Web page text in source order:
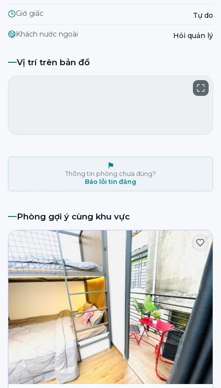
Giờ giấc Tự do
Khách nước ngoài Hỏi quản lý
Vị trí trên bản đồ
⚑
Thông tin phòng chưa đúng?
Báo lỗi tin đăng
Phòng gợi ý cùng khu vực